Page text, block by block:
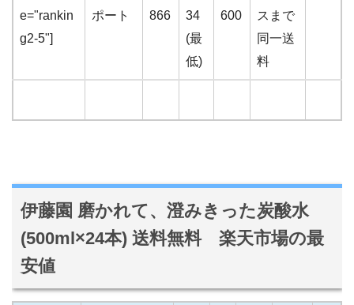
e="rankin
g2-5"]
ポート
866
34
(最
低)
600
スまで
同一送
料
伊藤園 磨かれて、澄みきった炭酸水
(500ml×24本) 送料無料 楽天市場の最
安値